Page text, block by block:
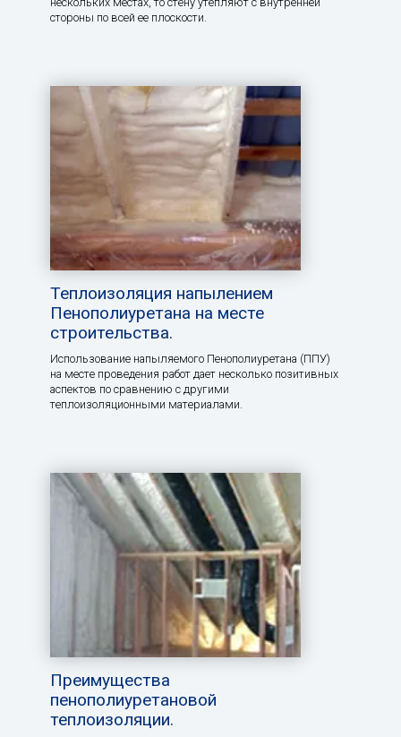
стороны по всей ее плоскости.
Теплоизоляция напылением
Пенополиуретана на месте
строительства.
Использование напыляемого Пенополиуретана (ППУ)
на месте проведения работ дает несколько позитивных
аспектов по сравнению с другими
теплоизоляционными материалами.
Преимущества
пенополиуретановой
теплоизоляции.